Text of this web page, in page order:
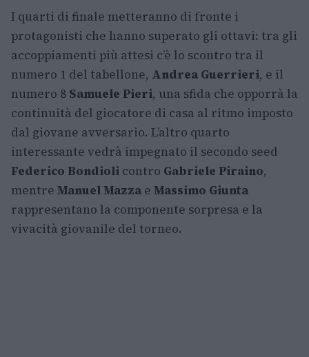
I quarti di finale metteranno di fronte i
protagonisti che hanno superato gli ottavi: tra gli
accoppiamenti più attesi c’è lo scontro tra il
numero 1 del tabellone, Andrea Guerrieri, e il
numero 8 Samuele Pieri, una sfida che opporrà la
continuità del giocatore di casa al ritmo imposto
dal giovane avversario. L’altro quarto
interessante vedrà impegnato il secondo seed
Federico Bondioli contro Gabriele Piraino,
mentre Manuel Mazza e Massimo Giunta
rappresentano la componente sorpresa e la
vivacità giovanile del torneo.